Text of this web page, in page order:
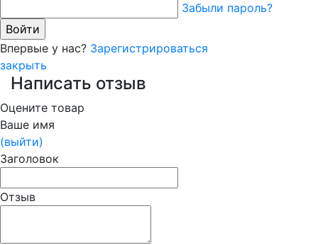
Забыли пароль?
Впервые у нас? Зарегистрироваться
закрыть
Написать отзыв
Оцените товар
Ваше имя
(выйти)
Заголовок
Отзыв